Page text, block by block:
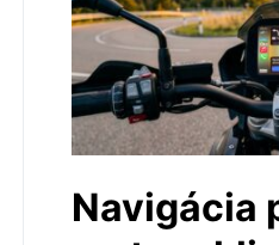
Navigácia